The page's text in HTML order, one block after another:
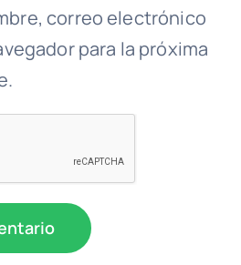
correo electrónico
para la próxima